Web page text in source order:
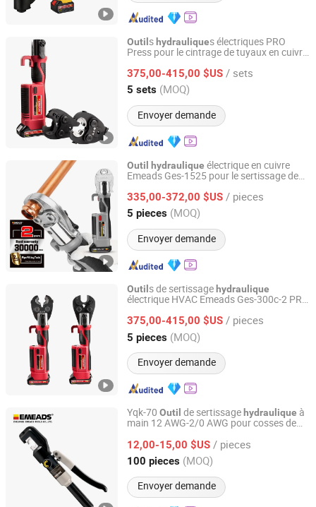
Outilshydrauliques électriques PRO
Press pour le cintrage de tuyaux en cuivre
375,00-415,00 $US / sets
5 sets (MOQ)
Envoyer demande
Zhejiang Emeads Tools Co., Ltd.
Zhejiang, China Depuis 2025
Outil hydraulique électrique en cuivre
Emeads Ges-1525 pour le sertissage de
335,00-372,00 $US / pieces
5 pieces (MOQ)
Envoyer demande
Zhejiang Emeads Tools Co., Ltd.
Zhejiang, China Depuis 2025
Outil s de sertissage hydraulique
électrique HVAC Emeads Ges-300c-2 PRO
375,00-415,00 $US / pieces
5 pieces (MOQ)
Envoyer demande
Zhejiang Emeads Tools Co., Ltd.
Zhejiang, China Depuis 2025
Yqk-70 Outil de sertissage hydraulique à
main 12 AWG-2/0 AWG pour cosses de
12,00-15,00 $US / pieces
100 pieces (MOQ)
Envoyer demande
Zhejiang Emeads Tools Co., Ltd.
Zhejiang, China Depuis 2025